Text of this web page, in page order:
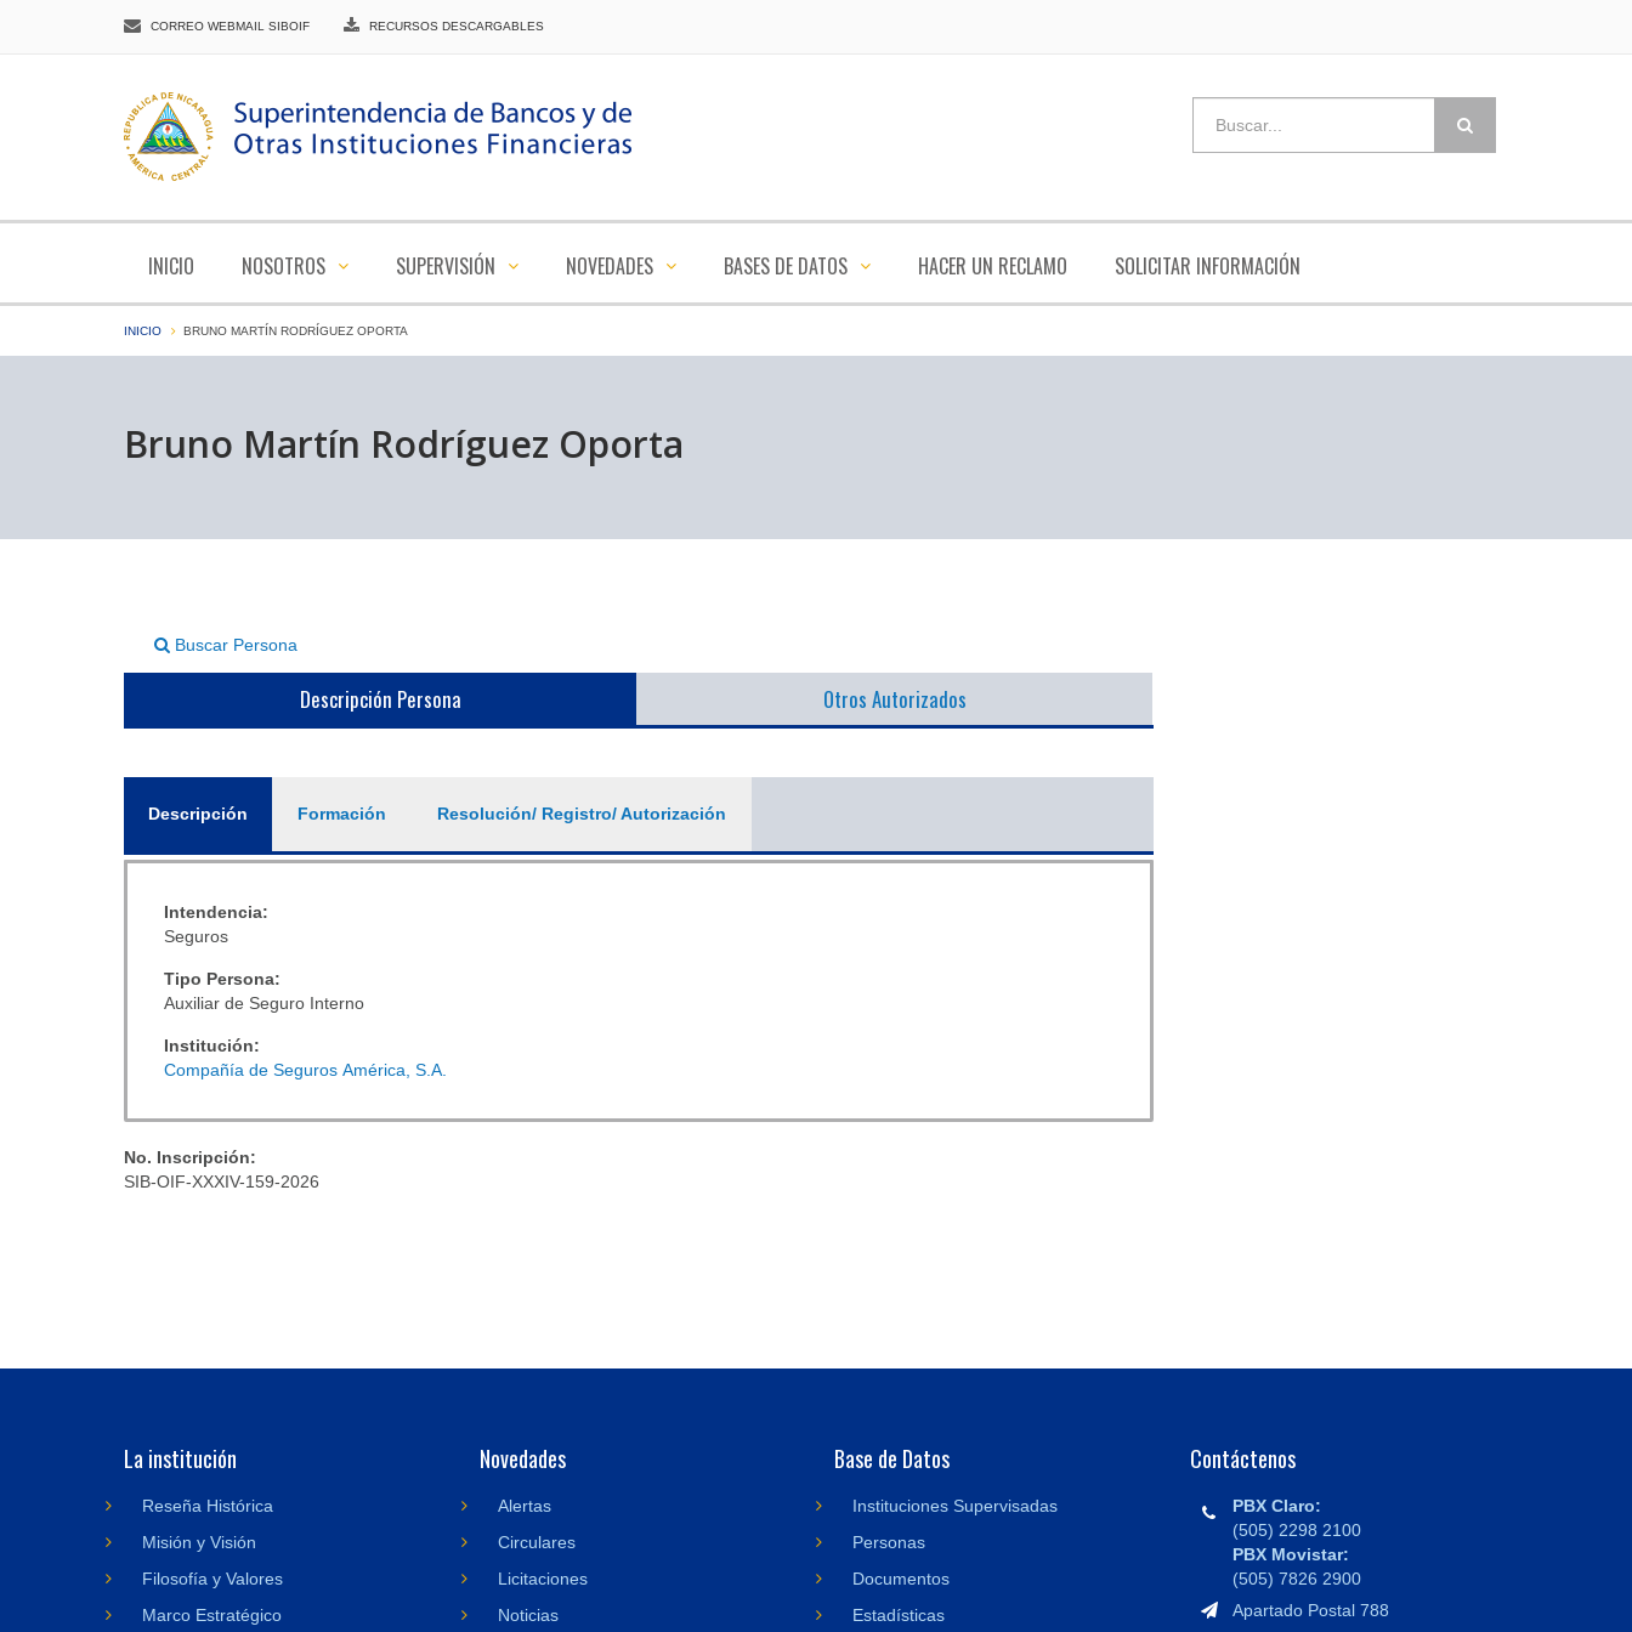
CORREO WEBMAIL SIBOIF RECURSOS DESCARGABLES
INICIO NOSOTROS SUPERVISIÓN NOVEDADES BASES DE DATOS HACER UN RECLAMO SOLICITAR INFORMACIÓN
INICIO BRUNO MARTÍN RODRÍGUEZ OPORTA
Bruno Martín Rodríguez Oporta
Buscar Persona
Descripción Persona Otros Autorizados
Descripción (solapaFormación Resolución/ Registro/ Autorización
Intendencia:
Seguros
Tipo Persona:
Auxiliar de Seguro Interno
Institución:
Compañía de Seguros América, S.A.
No. Inscripción:
SIB-OIF-XXXIV-159-2026
La institución
Reseña Histórica
Misión y Visión
Filosofía y Valores
Marco Estratégico
Novedades
Alertas
Circulares
Licitaciones
Noticias
Base de Datos
Instituciones Supervisadas
Personas
Documentos
Estadísticas
Contáctenos
PBX Claro:
(505) 2298 2100
PBX Movistar:
(505) 7826 2900
Apartado Postal 788